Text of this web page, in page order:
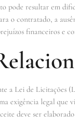
pode resultar em
o contratado, a
financeiros e
a Lei de Licitações
exigência legal que
deve ser